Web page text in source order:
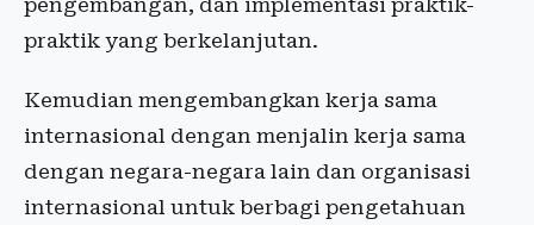
pengembangan, dan implementasi praktik-
praktik yang berkelanjutan.
Kemudian mengembangkan kerja sama
internasional dengan menjalin kerja sama
dengan negara-negara lain dan organisasi
internasional untuk berbagi pengetahuan